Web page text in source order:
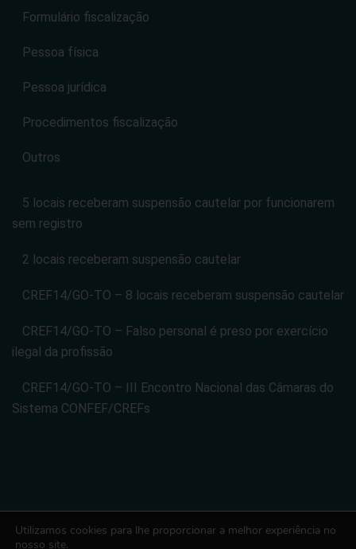
Formulário fiscalização
Pessoa física
Pessoa jurídica
Procedimentos fiscalização
Outros
5 locais receberam suspensão cautelar por funcionarem
sem registro
2 locais receberam suspensão cautelar
CREF14/GO-TO – 8 locais receberam suspensão cautelar
CREF14/GO-TO – Falso personal é preso por exercício
ilegal da profissão
CREF14/GO-TO – III Encontro Nacional das Câmaras do
Sistema CONFEF/CREFs
CONSELHO REGIONAL DE EDUCACAO FISICA DA 14 REGIAO -
Utilizamos cookies para lhe proporcionar a melhor experiência no
nosso site.